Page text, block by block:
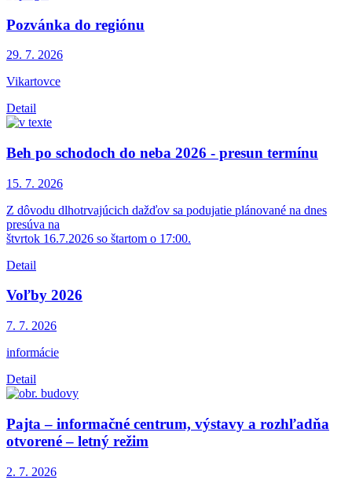
Pozvánka do regiónu
29. 7. 2026
Vikartovce
Detail
Beh po schodoch do neba 2026 - presun termínu
15. 7. 2026
Z dôvodu dlhotrvajúcich dažďov sa podujatie plánované na dnes
presúva na
štvrtok 16.7.2026 so štartom o 17:00.
Detail
Voľby 2026
7. 7. 2026
informácie
Detail
Pajta – informačné centrum, výstavy a rozhľadňa
otvorené – letný režim
2. 7. 2026